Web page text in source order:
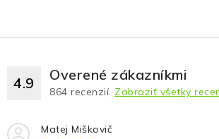
4.9 Overené zákazníkmi
864 recenzií. Zobraziť všetky
Matej Miškovič